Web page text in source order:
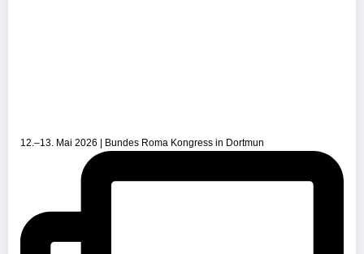
12.–13. Mai 2026 | Bundes Roma Kongress in Dortmun